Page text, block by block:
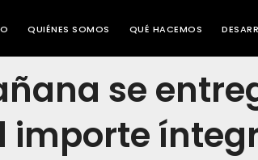
QUIÉNES SOMOS QUÉ HACEMOS
se
importe